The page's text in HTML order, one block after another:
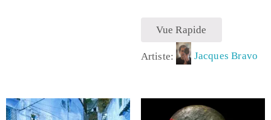
Vue Rapide
Artiste: Jacques Bravo